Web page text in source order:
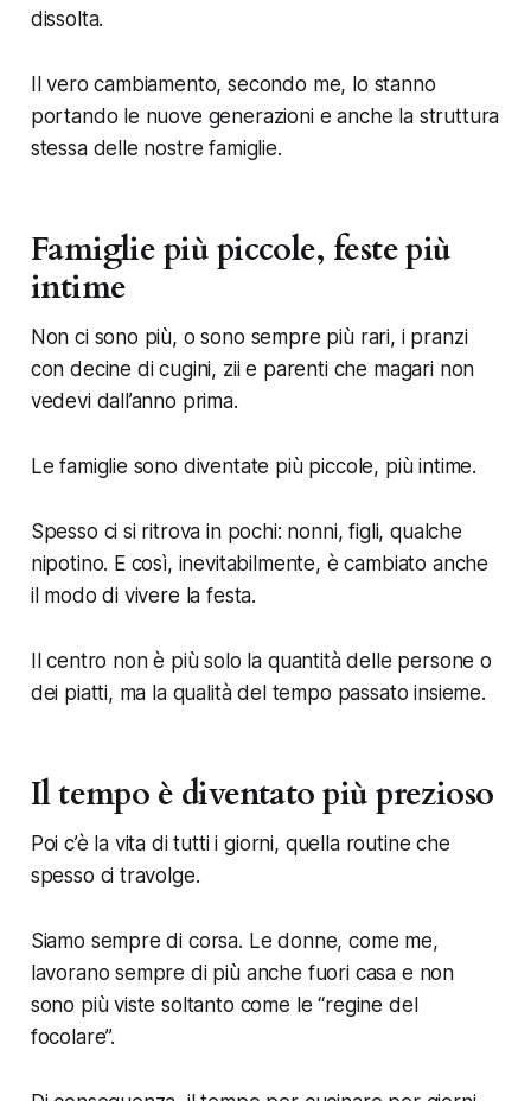
dissolta.
Il vero cambiamento, secondo me, lo stanno
portando le nuove generazioni e anche la struttura
stessa delle nostre famiglie.
Famiglie più piccole, feste più
intime
Non ci sono più, o sono sempre più rari, i pranzi
con decine di cugini, zii e parenti che magari non
vedevi dall’anno prima.
Le famiglie sono diventate più piccole, più intime.
Spesso ci si ritrova in pochi: nonni, figli, qualche
nipotino. E così, inevitabilmente, è cambiato anche
il modo di vivere la festa.
Il centro non è più solo la quantità delle persone o
dei piatti, ma la qualità del tempo passato insieme.
Il tempo è diventato più prezioso
Poi c’è la vita di tutti i giorni, quella routine che
spesso ci travolge.
Siamo sempre di corsa. Le donne, come me,
lavorano sempre di più anche fuori casa e non
sono più viste soltanto come le “regine del
focolare”.